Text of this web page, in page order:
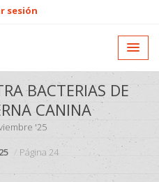
sesión
BACTERIAS DE
CANINA
'25
Página 24